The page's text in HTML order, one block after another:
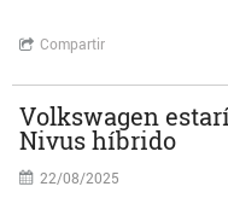
Compartir
Volkswagen
Nivus híbrido
22/08/2025